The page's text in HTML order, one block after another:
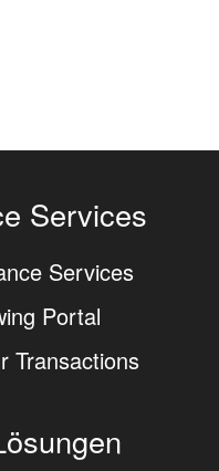
Services
Services
Portal
Transactions